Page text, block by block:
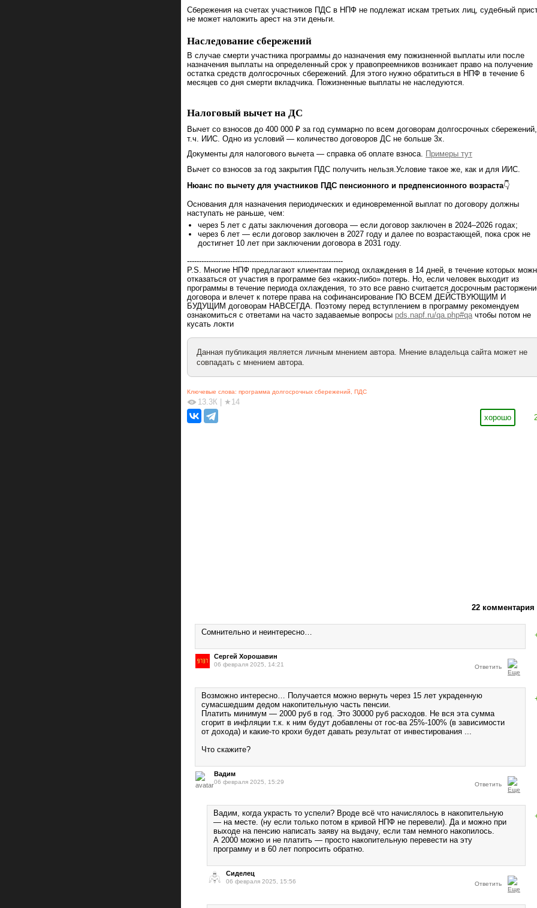
Сбережения на счетах участников ПДС в НПФ не подлежат искам третьих лиц, судебный
не может наложить арест на эти деньги.
Наследование сбережений
В случае смерти участника программы до назначения ему пожизненной выплаты или после
назначения выплаты на определенный срок у правопреемников возникает право на получение
остатка средств долгосрочных сбережений. Для этого нужно обратиться в НПФ в течение 6
месяцев со дня смерти вкладчика. Пожизненные выплаты не наследуются.
Налоговый вычет на ДС
Вычет со взносов до 400 000 ₽ за год суммарно по всем договорам долгосрочных
т.ч. ИИС. Одно из условий — количество договоров ДС не больше 3х.
Документы для налогового вычета — справка об оплате взноса. Примеры тут
Вычет со взносов за год закрытия ПДС получить нельзя.Условие такое же, как и для ИИС.
Нюанс по вычету для участников ПДС пенсионного и предпенсионного возраста👇
Основания для назначения периодических и единовременной выплат по договору должны
наступать не раньше, чем:
через 5 лет с даты заключения договора — если договор заключен в 2024–2026 годах;
через 6 лет — если договор заключен в 2027 году и далее по возрастающей, пока срок не
достигнет 10 лет при заключении договора в 2031 году.
-----------------------------------------------------------------
P.S. Многие НПФ предлагают клиентам период охлаждения в 14 дней, в течение которых
отказаться от участия в программе без «каких-либо» потерь. Но, если человек выходит из
программы в течение периода охлаждения, то это все равно считается досрочным
договора и влечет к потере права на софинансирование ПО ВСЕМ ДЕЙСТВУЮЩИМ И
БУДУЩИМ договорам НАВСЕГДА. Поэтому перед вступлением в программу рекомендуем
ознакомиться с ответами на часто задаваемые вопросы pds.napf.ru/qa.php#qaчтобы потом не
кусать локти
Данная публикация является личным мнением автора. Мнение владельца сайта может не
совпадать с мнением автора.
Ключевые слова: программа долгосрочных сбережений, ПДС
13.3К
★14
хорошо
22 комментария
Сомнительно и неинтересно…
Сергей Хорошавин
06 февраля 2025, 14:21 Ответить
Возможно интересно… Получается можно вернуть через 15 лет украденную
сумасшедшим дедом накопительную часть пенсии.
Платить минимум — 2000 руб в год. Это 30000 руб расходов. Не вся эта сумма
сгорит в инфляции т.к. к ним будут добавлены от гос-ва 25%-100% (в зависимости
от дохода) и какие-то крохи будет давать результат от инвестирования ...
Что скажите?
Вадим
06 февраля 2025, 15:29 Ответить
Вадим, когда украсть то успели? Вроде всё что начислялось в накопительную
— на месте. (ну если только потом в кривой НПФ не перевели). Да и можно при
выходе на пенсию написать заяву на выдачу, если там немного накопилось.
А 2000 можно и не платить — просто накопительную перевести на эту
программу и в 60 лет попросить обратно.
Сиделец
06 февраля 2025, 15:56 Ответить